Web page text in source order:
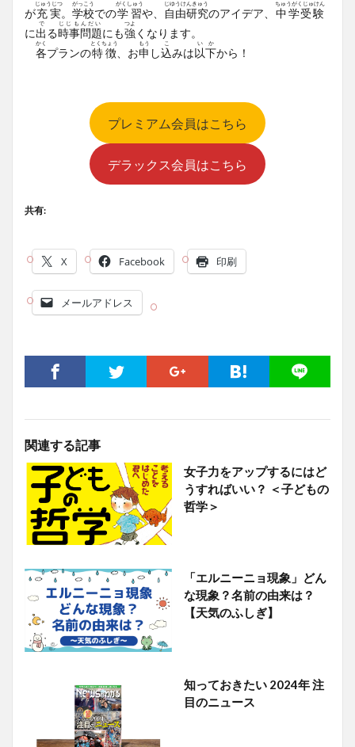
が充実
じゅうじつ
。 学校
がっこう
での学習
がくしゅう
や、 自由研究
じゆうけんきゅう
のアイデア、 中学受験
ちゅうがくじゅけん
に出
で
る時事問題
じじもんだい
にも強
つよ
くなります。
各
かく
プランの特徴
とくちょう
、お申
もう
し込
こ
みは以下
いか
から！
プレミアム会員はこちら
デラックス会員はこちら
共有:
X Facebook 印刷
メールアドレス
関連する記事
女子力をアップするにはど
うすればいい？ ＜子どもの
哲学＞
「エルニーニョ現象」どん
な現象？名前の由来は？
【天気のふしぎ】
知っておきたい 2024年 注
目のニュース